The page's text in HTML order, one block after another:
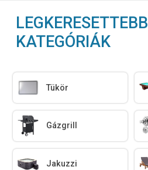
LEGKERESETTEBB
KATEGÓRIÁK
Tükör
Gázgrill
Jakuzzi